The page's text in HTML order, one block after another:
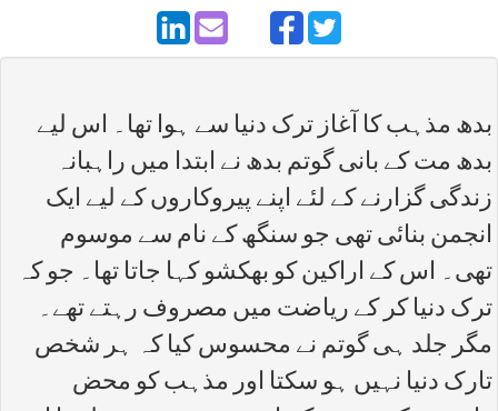
بدھ مذہب کا آغاز ترک دنیا سے ہوا تھا۔ اس لیے
بدھ مت کے بانی گوتم بدھ نے ابتدا میں راہبانہ
زندگی گزارنے کے لئے اپنے پیروکاروں کے لیے ایک
انجمن بنائی تھی جو سنگھ کے نام سے موسوم
تھی۔ اس کے اراکین کو بھکشو کہا جاتا تھا۔ جو کہ
ترک دنیا کر کے ریاضت میں مصروف رہتے تھے۔
مگر جلد ہی گوتم نے محسوس کیا کہ ہر شخص
تارک دنیا نہیں ہو سکتا اور مذہب کو محض